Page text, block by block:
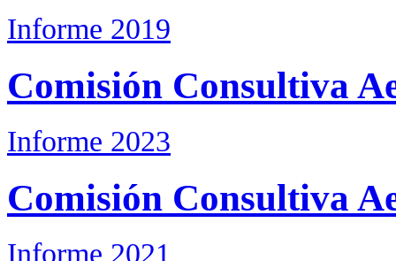
Informe 2019
Comisión Consultiva
Informe 2023
Comisión Consultiva
Informe 2021